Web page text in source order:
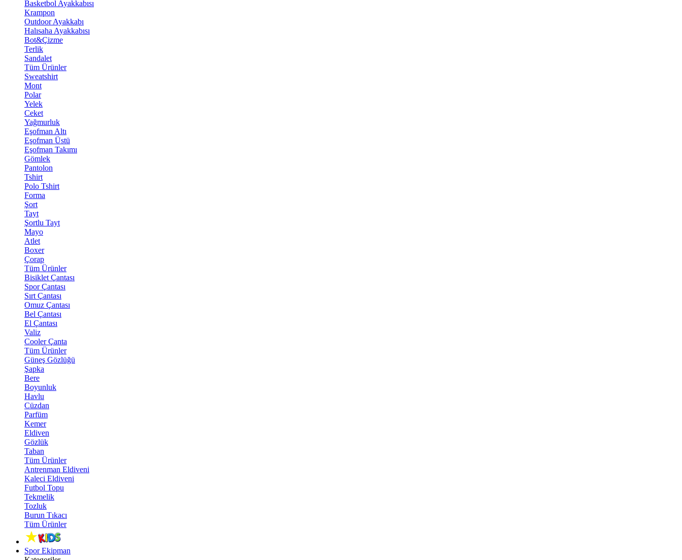
Basketbol Ayakkabısı
Krampon
Outdoor Ayakkabı
Halısaha Ayakkabısı
Bot&Çizme
Terlik
Sandalet
Tüm Ürünler
Sweatshirt
Mont
Polar
Yelek
Ceket
Yağmurluk
Eşofman Altı
Eşofman Üstü
Eşofman Takımı
Gömlek
Pantolon
Tshirt
Polo Tshirt
Forma
Şort
Tayt
Şortlu Tayt
Mayo
Atlet
Boxer
Çorap
Tüm Ürünler
Bisiklet Çantası
Spor Çantası
Sırt Çantası
Omuz Çantası
Bel Çantası
El Çantası
Valiz
Cooler Çanta
Tüm Ürünler
Güneş Gözlüğü
Şapka
Bere
Boyunluk
Havlu
Cüzdan
Parfüm
Kemer
Eldiven
Gözlük
Taban
Tüm Ürünler
Antrenman Eldiveni
Kaleci Eldiveni
Futbol Topu
Tekmelik
Tozluk
Burun Tıkacı
Tüm Ürünler
Spor Ekipman